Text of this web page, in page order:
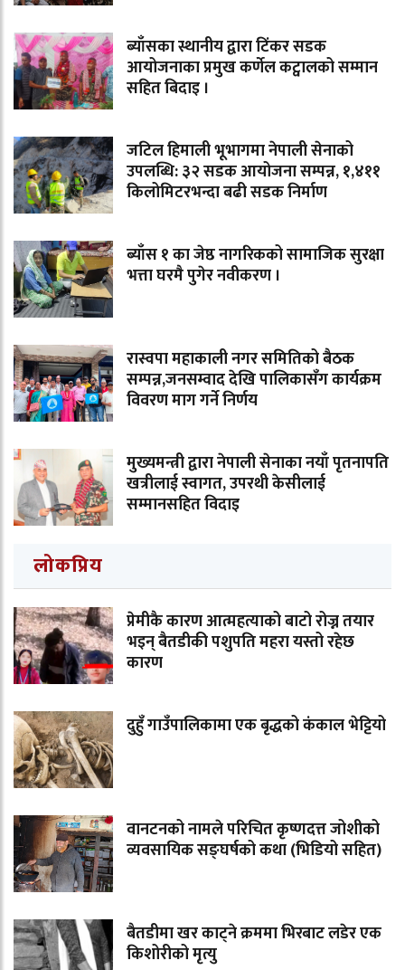
ब्याँसका स्थानीय द्वारा टिंकर सडक
आयोजनाका प्रमुख कर्णेल कट्वालको सम्मान
सहित बिदाइ ।
जटिल हिमाली भूभागमा नेपाली सेनाको
उपलब्धि: ३२ सडक आयोजना सम्पन्न, १,४११
किलोमिटरभन्दा बढी सडक निर्माण
ब्याँस १ का जेष्ठ नागरिकको सामाजिक सुरक्षा
भत्ता घरमै पुगेर नवीकरण ।
रास्वपा महाकाली नगर समितिको बैठक
सम्पन्न,जनसम्वाद देखि पालिकासँग कार्यक्रम
विवरण माग गर्ने निर्णय
मुख्यमन्त्री द्वारा नेपाली सेनाका नयाँ पृतनापति
खत्रीलाई स्वागत, उपरथी केसीलाई
सम्मानसहित विदाइ
लोकप्रिय
प्रेमीकै कारण आत्महत्याको बाटो रोज्न तयार
भइन् बैतडीकी पशुपति महरा यस्तो रहेछ
कारण
दुहुँ गाउँपालिकामा एक बृद्धको कंकाल भेट्टियो
वानटनको नामले परिचित कृष्णदत्त जोशीको
व्यवसायिक सङ्घर्षको कथा (भिडियो सहित)
बैतडीमा खर काट्ने क्रममा भिरबाट लडेर एक
किशोरीको मृत्यु